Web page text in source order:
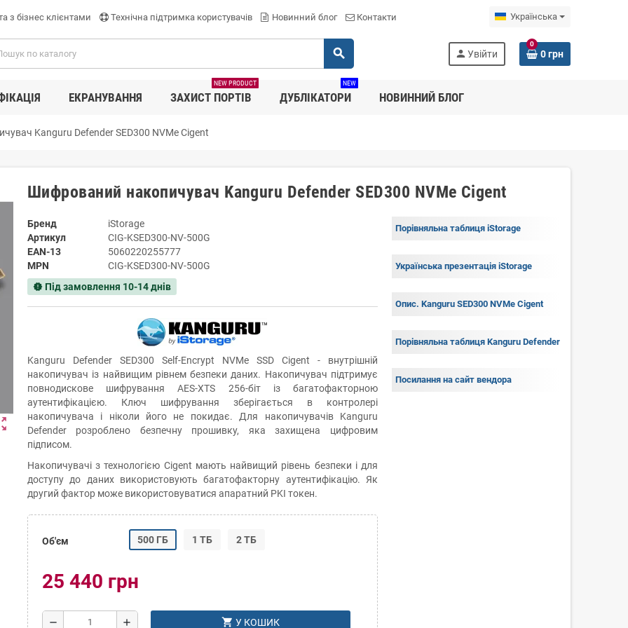
з бізнес клієнтами Технічна підтримка користувачів Новинний блог Контакти Українська
search person Увійти
0
0 грн
ЕКРАНУВАННЯ ЗАХИСТ ПОРТІВ
NEW PRODUCT
ДУБЛІКАТОРИ
NEW
НОВИННИЙ БЛОГ
Kanguru Defender SED300 NVMe Cigent
Шифрований накопичувач Kanguru Defender SED300 NVMe Cigent
Бренд
iStorage
Артикул
CIG-KSED300-NV-500G
EAN-13
5060220255777
MPN
CIG-KSED300-NV-500G
new_releases Під замовлення 10-14 днів
Kanguru Defender SED300 Self-Encrypt NVMe SSD Cigent - внутрішній
накопичувач із найвищим рівнем безпеки даних. Накопичувач підтримує
повнодискове шифрування AES-XTS 256-біт із багатофакторною
аутентифікацією. Ключ шифрування зберігається в контролері
накопичувача і ніколи його не покидає. Для накопичувачів Kanguru
Defender розроблено безпечну прошивку, яка захищена цифровим
підписом.
Накопичувачі з технологією Cigent мають найвищий рівень безпеки і для
доступу до даних використовують багатофакторну аутентифікацію. Як
другий фактор може використовуватися апаратний PKI токен.
Об'єм 500 ГБ 1 ТБ 2 ТБ
25 440 грн
remove add shopping_cart У КОШИК
Порівняльна таблиця iStorage
Українська презентація iStorage
Опис. Kanguru SED300 NVMe Cigent
Порівняльна таблиця Kanguru Defender
Посилання на сайт вендора